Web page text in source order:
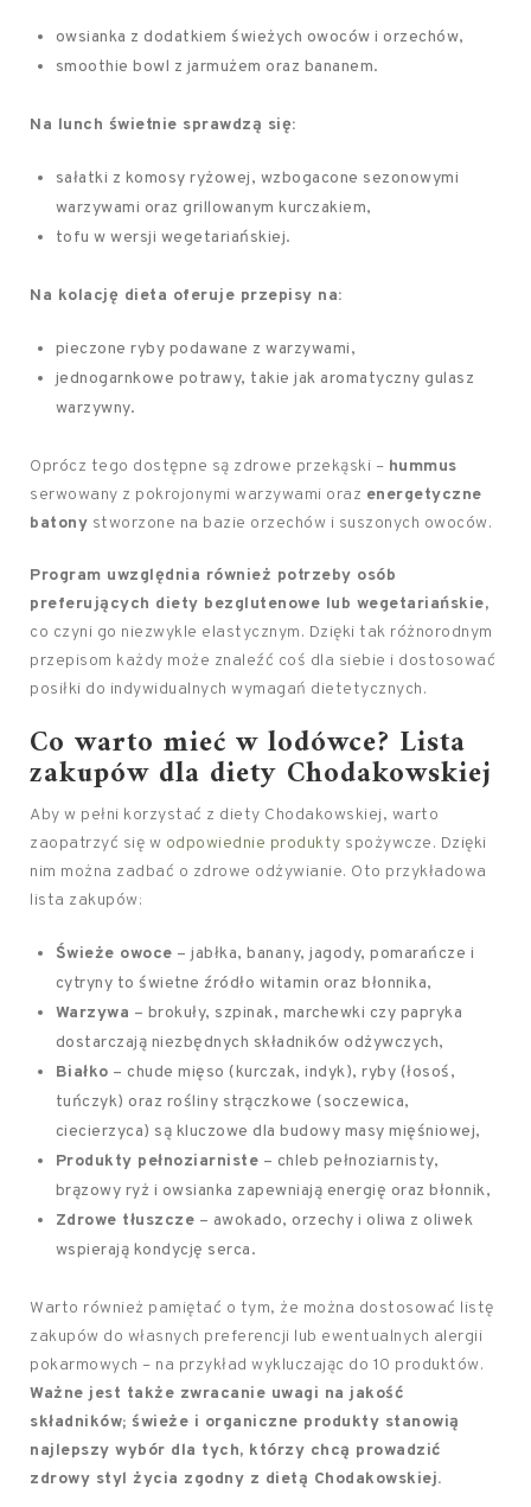
owsianka z dodatkiem świeżych owoców i orzechów,
smoothie bowl z jarmużem oraz bananem.
Na lunch świetnie sprawdzą się:
sałatki z komosy ryżowej, wzbogacone sezonowymi
warzywami oraz grillowanym kurczakiem,
tofu w wersji wegetariańskiej.
Na kolację dieta oferuje przepisy na:
pieczone ryby podawane z warzywami,
jednogarnkowe potrawy, takie jak aromatyczny gulasz
warzywny.
Oprócz tego dostępne są zdrowe przekąski – hummus
serwowany z pokrojonymi warzywami oraz energetyczne
batony stworzone na bazie orzechów i suszonych owoców.
Program uwzględnia również potrzeby osób
preferujących diety bezglutenowe lub wegetariańskie,
co czyni go niezwykle elastycznym. Dzięki tak różnorodnym
przepisom każdy może znaleźć coś dla siebie i dostosować
posiłki do indywidualnych wymagań dietetycznych.
Co warto mieć w lodówce? Lista
zakupów dla diety Chodakowskiej
Aby w pełni korzystać z diety Chodakowskiej, warto
zaopatrzyć się w odpowiednie produkty spożywcze. Dzięki
nim można zadbać o zdrowe odżywianie. Oto przykładowa
lista zakupów:
Świeże owoce – jabłka, banany, jagody, pomarańcze i
cytryny to świetne źródło witamin oraz błonnika,
Warzywa – brokuły, szpinak, marchewki czy papryka
dostarczają niezbędnych składników odżywczych,
Białko – chude mięso (kurczak, indyk), ryby (łosoś,
tuńczyk) oraz rośliny strączkowe (soczewica,
ciecierzyca) są kluczowe dla budowy masy mięśniowej,
Produkty pełnoziarniste – chleb pełnoziarnisty,
brązowy ryż i owsianka zapewniają energię oraz błonnik,
Zdrowe tłuszcze – awokado, orzechy i oliwa z oliwek
wspierają kondycję serca.
Warto również pamiętać o tym, że można dostosować listę
zakupów do własnych preferencji lub ewentualnych alergii
pokarmowych – na przykład wykluczając do 10 produktów.
Ważne jest także zwracanie uwagi na jakość
składników; świeże i organiczne produkty stanowią
najlepszy wybór dla tych, którzy chcą prowadzić
zdrowy styl życia zgodny z dietą Chodakowskiej.